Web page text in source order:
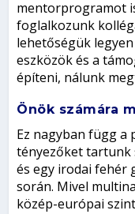
mentorprogramot
foglalkozunk
lehetőségük
eszközök és a
építeni, nálunk
Önök számára
Ez nagyban függ a
tényezőket tartunk
és egy irodai fehér
során. Mivel
közép-európai